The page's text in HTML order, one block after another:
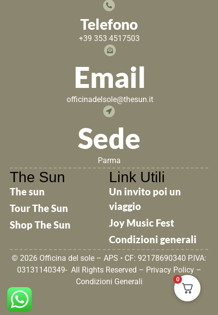
Telefono
+39 353 4517503
Email
officinadelsole@thesun.it
Sede
Parma
The Sun
The sun
Tour The Sun
Shop The Sun
Link Utili
Un invito poi un
viaggio
Joy Music Fest
Condizioni generali
© 2026 Officina del sole – APS • CF: 92178690340 P.IVA:
03131140349- All Rights Reserved – Privacy Policy–
Condizioni Generali
0